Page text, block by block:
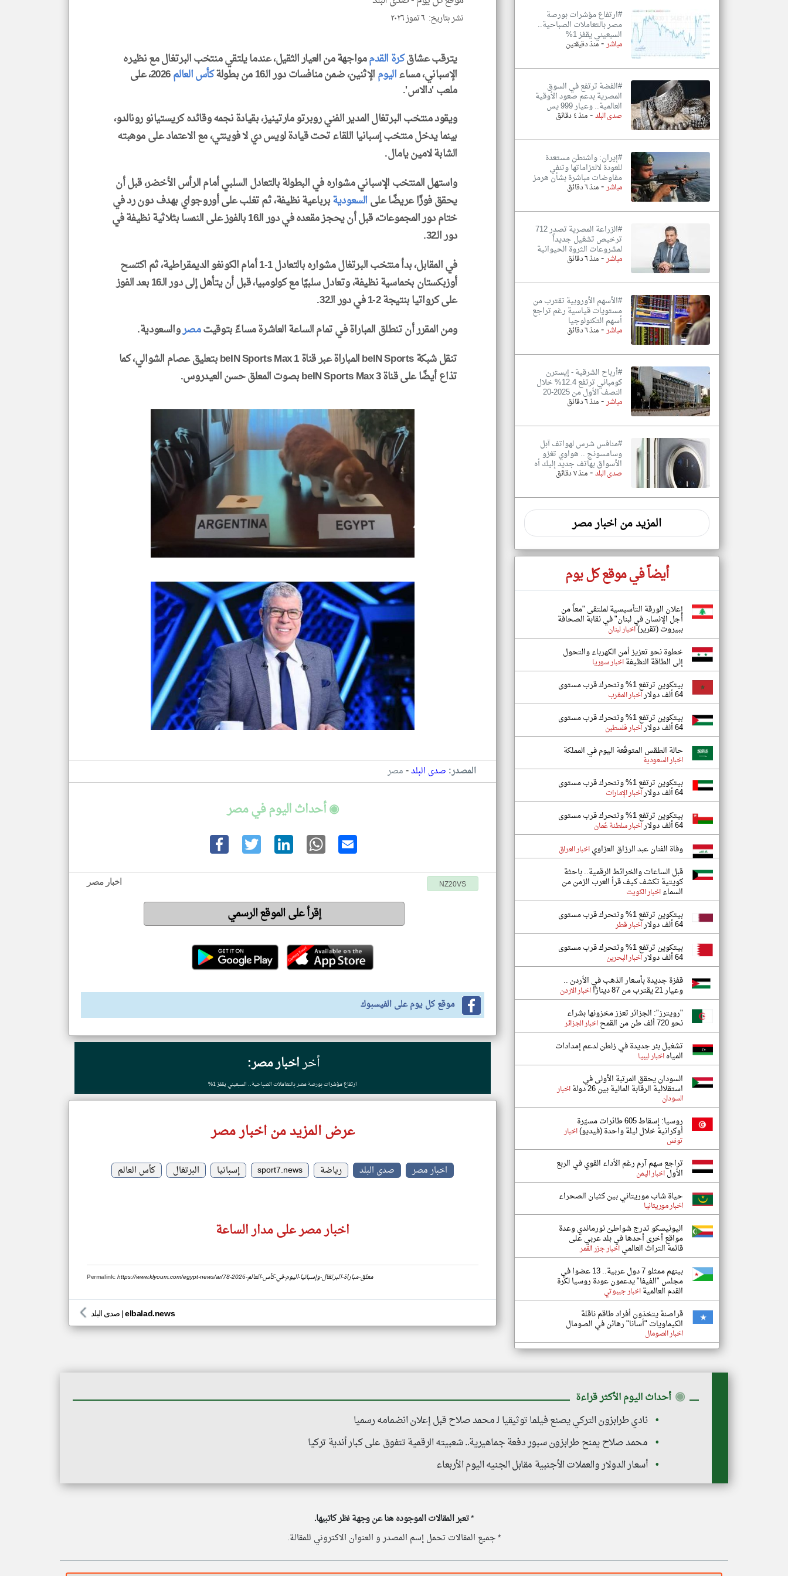
نشر بتاريخ: ٦ تموز ٢٠٢٦
يترقب عشاقكرة القدممواجهة من العيار الثقيل، عندما يلتقي منتخب البرتغال مع نظيره
الإسباني، مساءاليومالإثنين، ضمن منافسات دور الـ16 من بطولة كأس العالم
2026، على
ملعب 'دالاس'.
ويقود منتخب البرتغال المدير الفني روبرتو مارتينيز، بقيادة نجمه وقائده كريستيانو رونالدو،
بينما يدخل منتخب إسبانيا اللقاء تحت قيادة لويس دي لا فوينتي، مع الاعتماد على موهبته
الشابة لامين يامال.
واستهل المنتخب الإسباني مشواره في البطولة بالتعادل السلبي أمام الرأس الأخضر، قبل أن
يحقق فوزًا عريضًا علىالسعوديةبرباعية نظيفة، ثم تغلب على أوروجواي بهدف دون رد في
ختام دور المجموعات، قبل أن يحجز مقعده في دور الـ16 بالفوز على النمسا بثلاثية نظيفة في
دور الـ32.
في المقابل، بدأ منتخب البرتغال مشواره بالتعادل 1-1 أمام الكونغو الديمقراطية، ثم اكتسح
أوزبكستان بخماسية نظيفة، وتعادل سلبيًا مع كولومبيا، قبل أن يتأهل إلى دور الـ16 بعد الفوز
على كرواتيا بنتيجة 2-1 في دور الـ32.
ومن المقرر أن تنطلق المباراة في تمام الساعة العاشرة مساءً بتوقيتمصروالسعودية.
تنقل شبكة beIN Sports المباراة عبر قناة beIN Sports Max 1 بتعليق عصام الشوالي، كما
تذاع أيضًا على قناة beIN Sports Max 3 بصوت المعلق حسن العيدروس.
المصدر: صدى البلد-مصر
◉ أحداث اليوم في مصر
اخبار مصر NZ20VS
إقرأ على الموقع الرسمي
موقع كل يوم على الفيسبوك
أخراخبار مصر:
ارتفاع مؤشرات بورصة مصر بالتعاملات الصباحية.. السبعيني يقفز 1%
عرض المزيد من اخبار مصر
اخبار مصر صدى البلد رياضة sport7.news إسبانيا البرتغال كأس العالم
اخبار مصر على مدار الساعة
Permalink: https://www.klyoum.com/egypt-news/ar/78-معلق-مباراة-البرتغال-وإسبانيا-اليوم-في-كأس-العالم-2026
صدى البلد |elbalad.news
#ارتفاع مؤشرات بورصة
مصر بالتعاملات الصباحية..
السبعيني يقفز 1%
مباشر-منذ دقيقتين
#الفضة ترتفع في السوق
المصرية بدعم صعود الأوقية
العالمية.. وعيار 999 يس
صدى البلد-منذ ٤ دقائق
#إيران: واشنطن مستعدة
للعودة لالتزاماتها وتنفي
مفاوضات مباشرة بشأن هرمز
مباشر-منذ ٦ دقائق
#الزراعة المصرية تصدر 712
ترخيص تشغيل جديداً
لمشروعات الثروة الحيوانية
مباشر-منذ ٦ دقائق
#الأسهم الأوروبية تقترب من
مستويات قياسية رغم تراجع
أسهم التكنولوجيا
مباشر-منذ ٦ دقائق
#أرباح الشرقية - إيسترن
كومباني ترتفع 12.4% خلال
النصف الأول من 2025-20
مباشر-منذ ٦ دقائق
#منافس شرس لهواتف آبل
وسامسونج .. هواوي تغزو
الأسواق بهاتف جديد إليك أه
صدى البلد-منذ ٧ دقائق
المزيد من اخبار مصر
أيضاً في موقع كل يوم
إعلان الورقة التأسيسية لملتقى "معاً من
أجل الإنسان في لبنان" في نقابة الصحافة
ببيروت (تقرير)اخبار لبنان
خطوة نحو تعزيز أمن الكهرباء والتحول
إلى الطاقة النظيفةاخبار سوريا
بيتكوين ترتفع 1% وتتحرك قرب مستوى
64 ألف دولار اخبار المغرب
بيتكوين ترتفع 1% وتتحرك قرب مستوى
64 ألف دولار اخبار فلسطين
حالة الطقس المتوقّعة اليوم في المملكة
اخبار السعودية
بيتكوين ترتفع 1% وتتحرك قرب مستوى
64 ألف دولار اخبار الإمارات
بيتكوين ترتفع 1% وتتحرك قرب مستوى
64 ألف دولار اخبار سلطنة عُمان
وفاة الفنان عبد الرزاق العزاوياخبار العراق
قبل الساعات والخرائط الرقمية.. باحثة
كويتية تكشف كيف قرأ العرب الزمن من
السماءاخبار الكويت
بيتكوين ترتفع 1% وتتحرك قرب مستوى
64 ألف دولار اخبار قطر
بيتكوين ترتفع 1% وتتحرك قرب مستوى
64 ألف دولار اخبار البحرين
قفزة جديدة بأسعار الذهب في الأردن ..
وعيار 21 يقترب من 87 دينارًا اخبار الاردن
"رويترز": الجزائر تعزز مخزونها بشراء
نحو 720 ألف طن من القمح اخبار الجزائر
تشغيل بئر جديدة في زلطن لدعم إمدادات
المياهاخبار ليبيا
السودان يحقق المرتبة الأولى في
استقلالية الرقابة المالية بين 26 دولة اخبار
السودان
روسيا: إسقاط 605 طائرات مسيّرة
أوكرانية خلال ليلة واحدة (فيديو)اخبار
تونس
تراجع سهم آرم رغم الأداء القوي في الربع
الأولاخبار اليمن
حياة شاب موريتاني بين كثبان الصحراء
اخبار موريتانيا
اليونيسكو تدرج شواطئ نورماندي وعدة
مواقع أخرى أحدها في بلد عربي على
قائمة التراث العالمياخبار جزر القمر
بينهم ممثلو 7 دول عربية.. 13 عضوا في
مجلس "الفيفا" يدعمون عودة روسيا لكرة
القدم العالميةاخبار جيبوتي
قراصنة يتخذون أفراد طاقم ناقلة
الكيماويات "أسانا" رهائن في الصومال
اخبار الصومال
◉ أحداث اليوم الأكثر قراءة
نادي طرابزون التركي يصنع فيلما توثيقيا لـ محمد صلاح قبل إعلان انضمامه رسميا
محمد صلاح يمنح طرابزون سبور دفعة جماهيرية.. شعبيته الرقمية تتفوق على كبار أندية تركيا
أسعار الدولار والعملات الأجنبية مقابل الجنيه اليوم الأربعاء
*تعبر المقالات الموجوده هنا عن وجهة نظر كاتبيها.
* جميع المقالات تحمل إسم المصدر و العنوان الاكتروني للمقالة.
klyoum.com